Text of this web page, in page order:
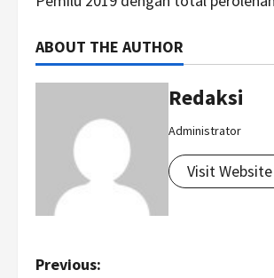
ABOUT THE AUTHOR
Redaksi
Administrator
Visit Website
P
Previous: